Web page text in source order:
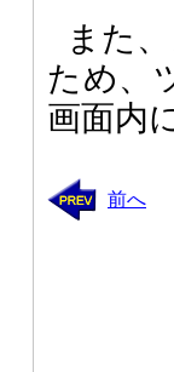
また
ため、
画面内
前へ